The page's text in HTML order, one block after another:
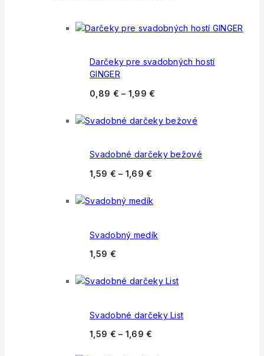
Darčeky pre svadobných hostí
GINGER
0,89 € – 1,99 €
Svadobné darčeky bežové
1,59 € – 1,69 €
Svadobný medík
1,59 €
Svadobné darčeky List
1,59 € – 1,69 €